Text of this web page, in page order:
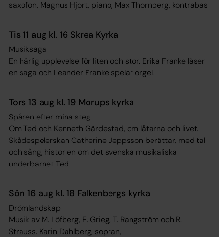
saxofon, Magnus Hjort, piano, Max Thornberg, kontrabas
Tis 11 aug kl. 16 Skrea Kyrka
Musiksaga
En härlig upplevelse för liten och stor. Erika Franke läser
en saga och Leander Franke spelar orgel.
Tors 13 aug kl. 19 Morups kyrka
Spåren efter mina steg
Om Ted och Kenneth Gärdestad, om låtarna och livet.
Skådespelerskan Catherine Jeppsson berättar, med tal
och sång, historien om det svenska musikaliska
underbarnet Ted.
Sön 16 aug kl. 18 Falkenbergs kyrka
Drömlandskap
Musik av M. Löfberg, E. Grieg, T. Rangström och R.
Strauss. Karin Dahlberg, sopran,